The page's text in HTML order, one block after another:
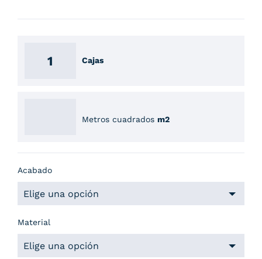
Cajas
Metros cuadrados m2
Acabado
Material